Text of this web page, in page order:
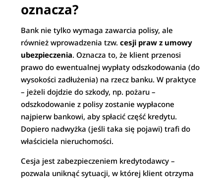
oznacza?
Bank nie tylko wymaga zawarcia polisy, ale
również wprowadzenia tzw.cesji praw z umowy
ubezpieczenia. Oznacza to, że klient przenosi
prawo do ewentualnej wypłaty odszkodowania (do
wysokości zadłużenia) na rzecz banku. W praktyce
– jeżeli dojdzie do szkody, np. pożaru –
odszkodowanie z polisy zostanie wypłacone
najpierw bankowi, aby spłacić część kredytu.
Dopiero nadwyżka (jeśli taka się pojawi) trafi do
właściciela nieruchomości.
Cesja jest zabezpieczeniem kredytodawcy –
pozwala uniknąć sytuacji, w której klient otrzyma